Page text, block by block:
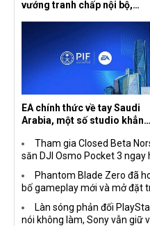
vướng tranh chấp nội bộ,
ngầm chiếm đoạt doanh thu
EA chính thức về tay Saudi
Arabia, một số studio khẳng
lược DEI
Tham gia Closed Beta
săn DJI Osmo Pocket 3 ngay
Phantom Blade Zero đã
bố gameplay mới và mở đặt
Làn sóng phản đối
nói không làm, Sony vẫn giữ